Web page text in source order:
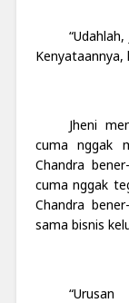
Kenyataannya,
Jheni
cuma nggak
Chandra
cuma nggak
Chandra
sama bisnis